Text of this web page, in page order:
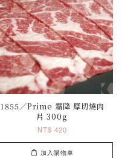
1855／Prime 霜降 厚切燒肉
片 300g
NT$ 420
加入購物車